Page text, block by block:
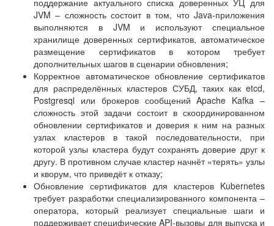
JVM – сложность состоит в том, что Java-приложения
выполняются в JVM и используют специальное
хранилище доверенных сертификатов, автоматическое
размещение сертификатов в котором требует
дополнительных шагов в сценарии обновления;
Корректное автоматическое обновление сертификатов
для распределённых кластеров СУБД, таких как etcd,
Postgresql или брокеров сообщений Apache Kafka –
сложность этой задачи состоит в скоординированном
обновлении сертификатов и доверия к ним на разных
узлах кластеров в такой последовательности, при
которой узлы кластера будут сохранять доверие друг к
другу. В противном случае кластер начнёт «терять» узлы
и кворум, что приведёт к отказу;
Обновление сертификатов для кластеров Kubernetes
требует разработки специализированного компонента –
оператора, который реализует специальные шаги и
поддерживает специфические API-вызовы для выпуска и